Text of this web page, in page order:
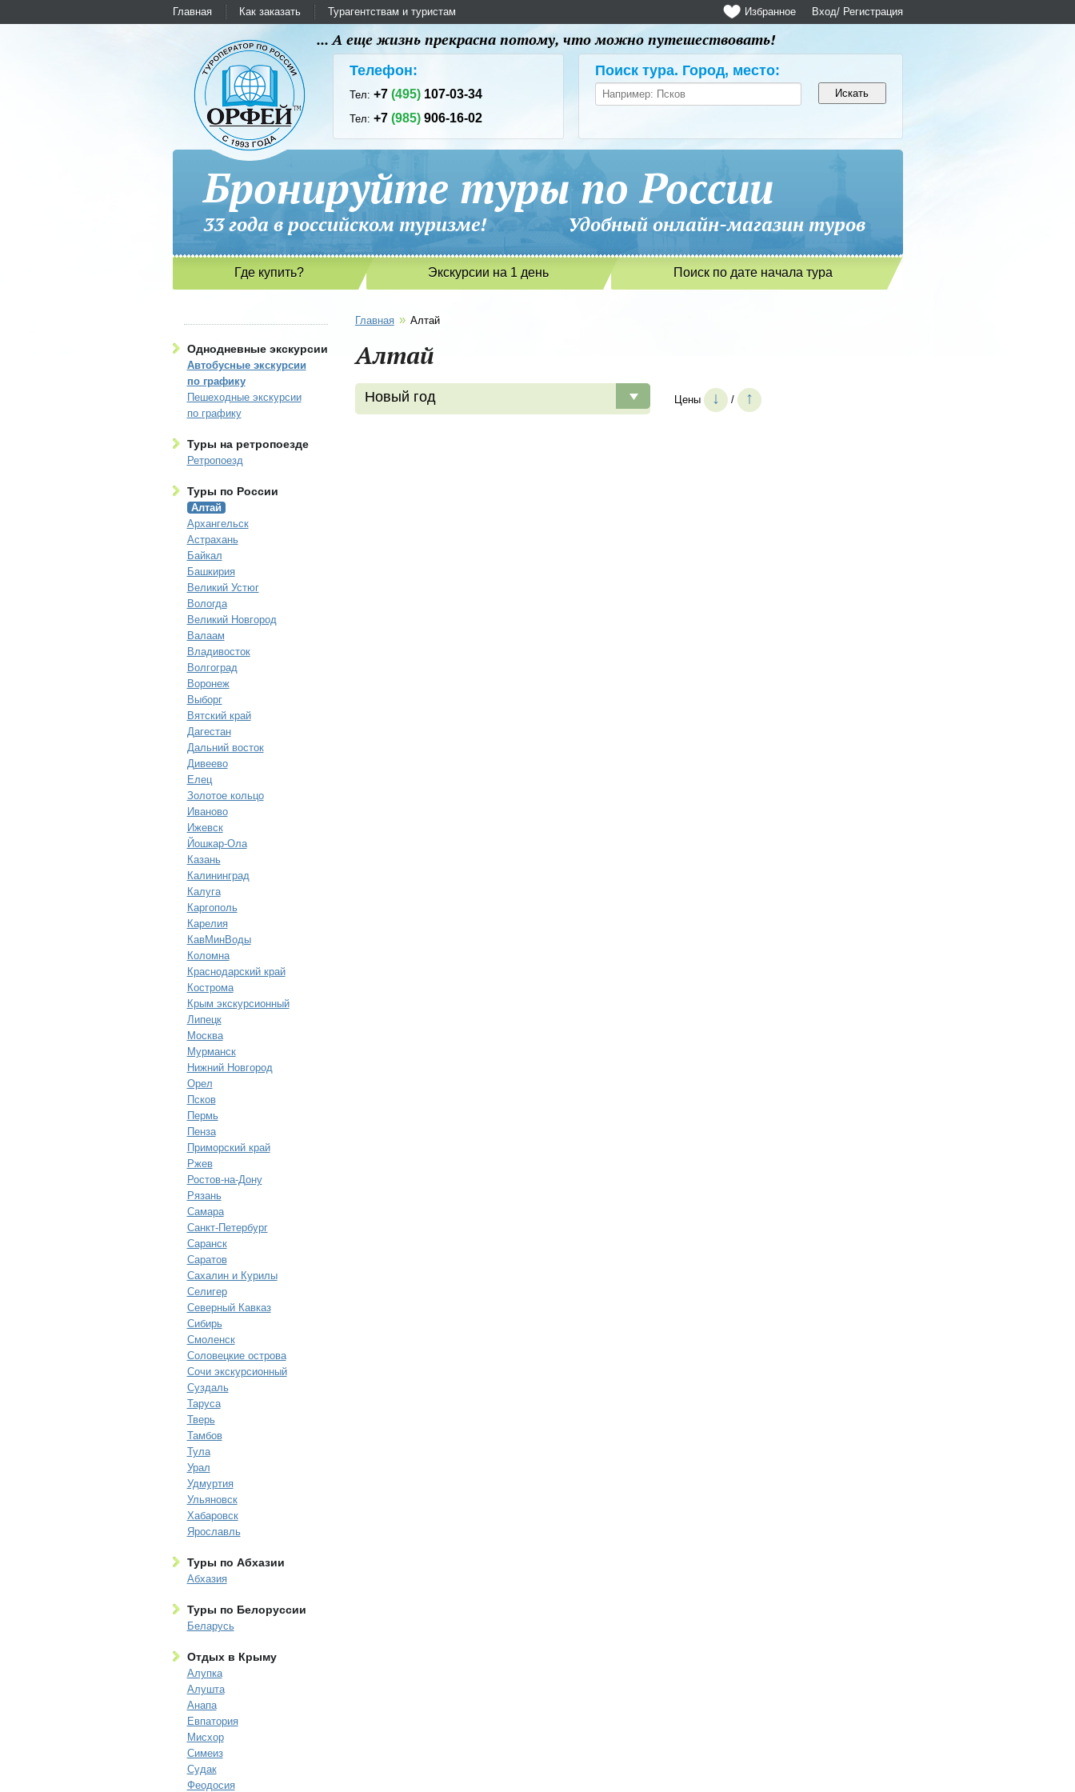
Главная Как заказать Турагентствам и туристам Вход/ Регистрация
Избранное
... А еще жизнь прекрасна потому, что можно путешествовать!
Телефон:
Тел:+7(495) 107-03-34
Тел:+7(985) 906-16-02
Поиск тура. Город, место:
Бронируйте туры по России
33 года в российском туризме! Удобный онлайн-магазин туров
Где купить? Экскурсии на 1 день Поиск по дате начала тура
Однодневные экскурсии
Автобусные экскурсии
по графику
Пешеходные экскурсии
по графику
Туры на ретропоезде
Ретропоезд
Туры по России
Алтай
Архангельск
Астрахань
Байкал
Башкирия
Великий Устюг
Вологда
Великий Новгород
Валаам
Владивосток
Волгоград
Воронеж
Выборг
Вятский край
Дагестан
Дальний восток
Дивеево
Елец
Золотое кольцо
Иваново
Ижевск
Йошкар-Ола
Казань
Калининград
Калуга
Каргополь
Карелия
КавМинВоды
Коломна
Краснодарский край
Кострома
Крым экскурсионный
Липецк
Москва
Мурманск
Нижний Новгород
Орел
Псков
Пермь
Пенза
Приморский край
Ржев
Ростов-на-Дону
Рязань
Самара
Санкт-Петербург
Саранск
Саратов
Сахалин и Курилы
Селигер
Северный Кавказ
Сибирь
Смоленск
Соловецкие острова
Сочи экскурсионный
Суздаль
Таруса
Тверь
Тамбов
Тула
Урал
Удмуртия
Ульяновск
Хабаровск
Ярославль
Туры по Абхазии
Абхазия
Туры по Белоруссии
Беларусь
Отдых в Крыму
Алупка
Алушта
Анапа
Евпатория
Мисхор
Симеиз
Судак
Феодосия
Главная » Алтай
Алтай
Новый год Цены ↓ / ↑